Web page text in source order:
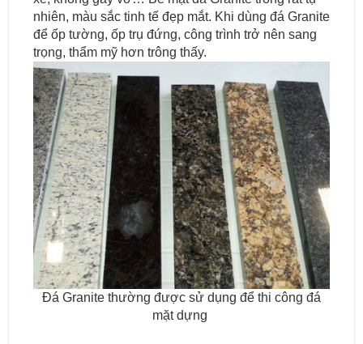
nhiên, màu sắc tinh tế đẹp mắt. Khi dùng đá Granite
để ốp tường, ốp trụ đứng, công trình trở nên sang
trọng, thẩm mỹ hơn trông thấy.
Đá Granite thường được sử dụng để thi công đá
mặt dựng